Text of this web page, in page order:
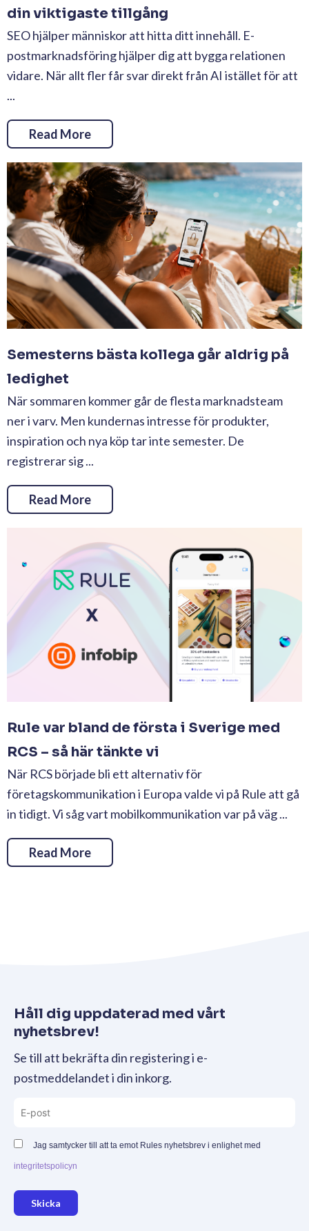
din viktigaste tillgång
SEO hjälper människor att hitta ditt innehåll. E-
postmarknadsföring hjälper dig att bygga relationen
vidare. När allt fler får svar direkt från AI istället för att
...
Read More
Semesterns bästa kollega går aldrig på
ledighet
När sommaren kommer går de flesta marknadsteam
ner i varv. Men kundernas intresse för produkter,
inspiration och nya köp tar inte semester. De
registrerar sig ...
Read More
Rule var bland de första i Sverige med
RCS – så här tänkte vi
När RCS började bli ett alternativ för
företagskommunikation i Europa valde vi på Rule att gå
in tidigt. Vi såg vart mobilkommunikation var på väg ...
Read More
Håll dig uppdaterad med vårt
nyhetsbrev!
Se till att bekräfta din registering i e-
postmeddelandet i din inkorg.
Jag samtycker till att ta emot Rules nyhetsbrev i enlighet med
integritetspolicyn
Skicka